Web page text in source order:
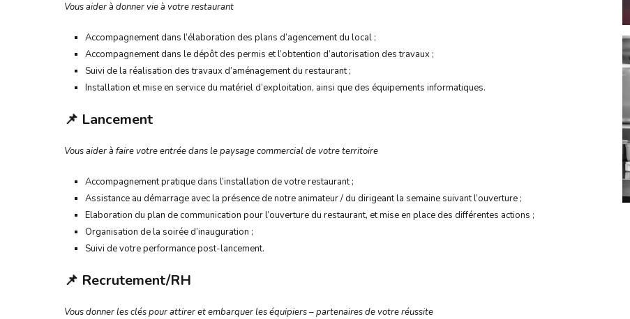
Vous aider à donner vie à votre restaurant
Accompagnement dans l’élaboration des plans d’agencement du local ;
Accompagnement dans le dépôt des permis et l’obtention d’autorisation des travaux ;
Suivi de la réalisation des travaux d’aménagement du restaurant ;
Installation et mise en service du matériel d’exploitation, ainsi que des équipements informatiques.
📌 Lancement
Vous aider à faire votre entrée dans le paysage commercial de votre territoire
Accompagnement pratique dans l’installation de votre restaurant ;
Assistance au démarrage avec la présence de notre animateur / du dirigeant la semaine suivant l’ouverture ;
Elaboration du plan de communication pour l’ouverture du restaurant, et mise en place des différentes actions ;
Organisation de la soirée d’inauguration ;
Suivi de votre performance post-lancement.
📌 Recrutement/RH
Vous donner les clés pour attirer et embarquer les équipiers – partenaires de votre réussite